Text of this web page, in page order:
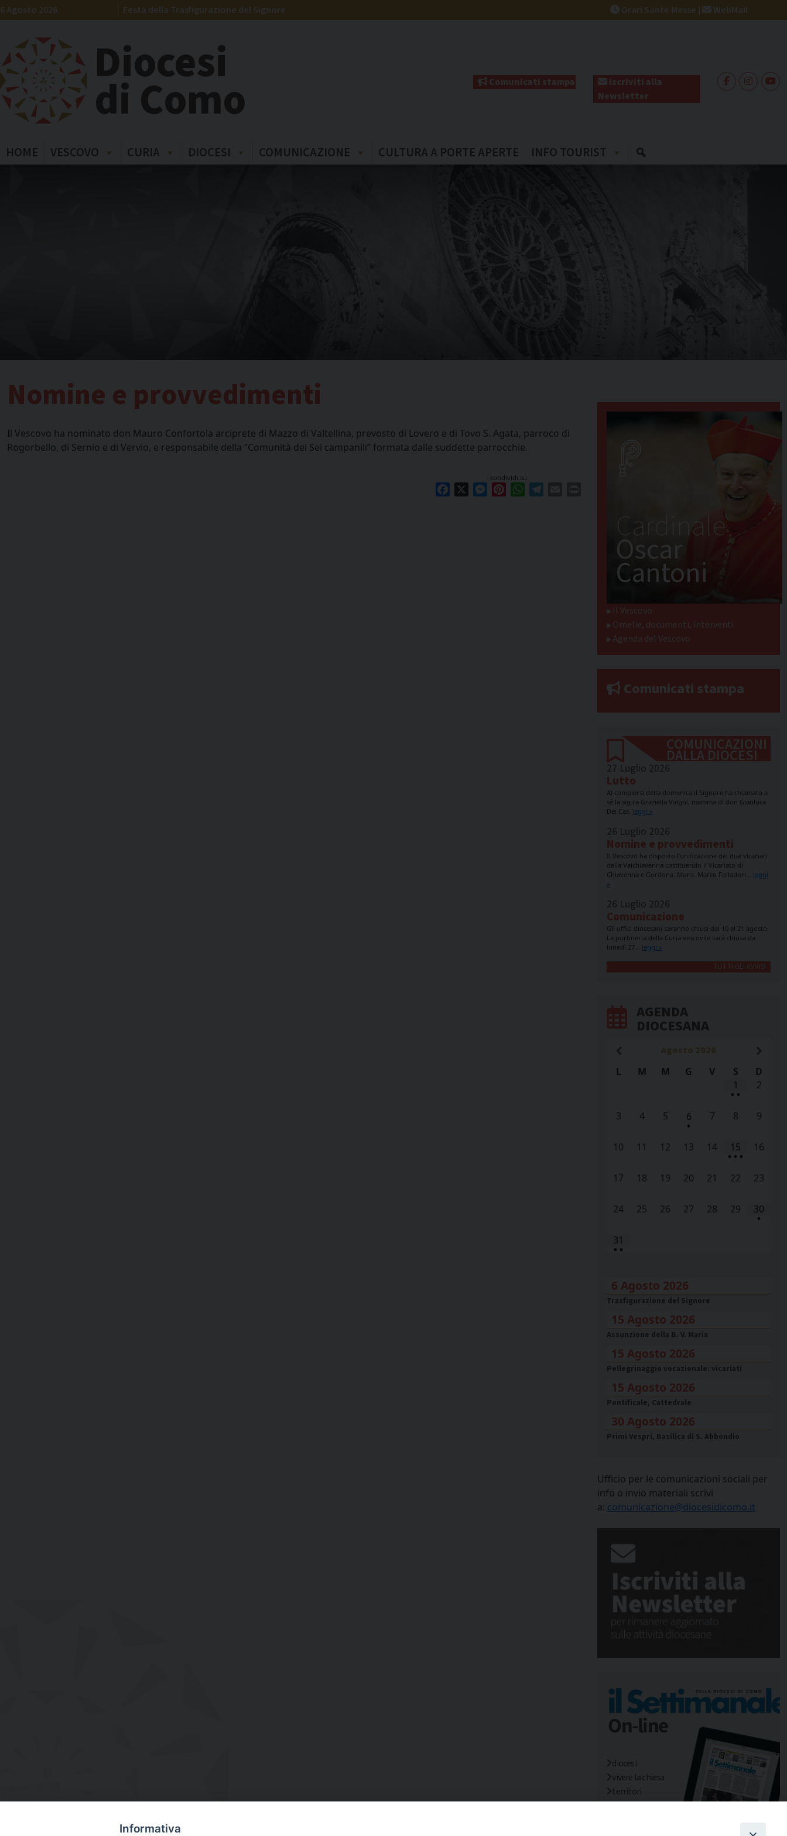
Skip
to
6 Agosto 2026 Festa della Trasfigurazione del Signore Orari Sante Messe | WebMail
Diocesi
di Como Comunicati stampa
Iscriviti alla
Newsletter
HOME VESCOVO CURIA DIOCESI COMUNICAZIONE CULTURA A PORTE APERTE INFO TOURIST
Nomine e provvedimenti
Il Vescovo ha nominato don Mauro Confortola arciprete di Mazzo di Valtellina, prevosto di Lovero e di Tovo S. Agata, parroco di
Rogorbello, di Sernio e di Vervio, e responsabile della “Comunità dei Sei campanili” formata dalle suddette parrocchie.
condividi su
Facebook Messenger
PinterestWhatsApp
Cardinale
Oscar
Cantoni
Il Vescovo
Omelie, documenti, interventi
Agenda del Vescovo
Comunicati stampa
COMUNICAZIONI
DALLA DIOCESI
27 Luglio 2026
Lutto
Al compiersi della domenica il Signore ha chiamato a
sé la sig.ra Graziella Valgoi, mamma di don Gianluca
Dei Cas. leggi »
26 Luglio 2026
Nomine e provvedimenti
Il Vescovo ha disposto l’unificazione dei due vicariati
della Valchiavenna costituendo il Vicariato di
Chiavenna e Gordona. Mons. Marco Folladori… leggi
»
26 Luglio 2026
Comunicazione
Gli uffici diocesani saranno chiusi dal 10 al 21 agosto.
La portineria della Curia vescovile sarà chiusa da
lunedì 27… leggi »
TUTTI GLI AVVISI
AGENDA
DIOCESANA
L
M M G V S
D
1
• •
2
3 4 5 6
•
7 8 9
10 11 12 13 14 15
• • •
16
17 18 19 20 21 22 23
24 25 26 27 28 29 30
•
31
• •
6 Agosto 2026
Trasfigurazione del Signore
15 Agosto 2026
Assunzione della B. V. Maria
15 Agosto 2026
Pellegrinaggio vocazionale: vicariati
15 Agosto 2026
Pontificale, Cattedrale
30 Agosto 2026
Primi Vespri, Basilica di S. Abbondio
Ufficio per le comunicazioni sociali per
info o invio materiali scrivi
a: comunicazione@diocesidicomo.it
diocesi
vivere la chiesa
territori
mondo/missioni
Informativa